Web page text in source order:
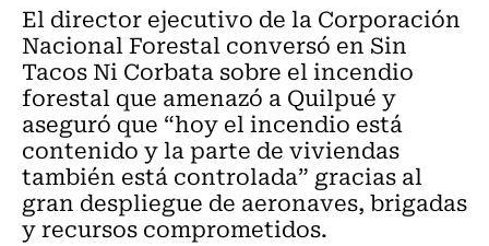
El director ejecutivo de la Corporación
Nacional Forestal conversó en Sin
Tacos Ni Corbata sobre el incendio
forestal que amenazó a Quilpué y
aseguró que “hoy el incendio está
contenido y la parte de viviendas
también está controlada” gracias al
gran despliegue de aeronaves, brigadas
y recursos comprometidos.